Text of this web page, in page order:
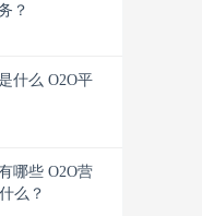
？
什么 O2O平
哪些 O2O营
么？